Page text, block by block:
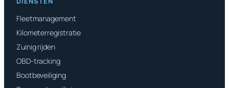
Fleetmanagement
Kilometerregistratie
Zuinig rijden
OBD-tracking
Bootbeveiliging